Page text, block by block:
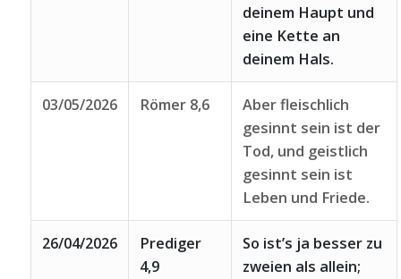
deinem Haupt und
eine Kette an
deinem Hals.
03/05/2026 Römer 8,6
Aber fleischlich
gesinnt sein ist der
Tod, und geistlich
gesinnt sein ist
Leben und Friede.
26/04/2026
Prediger
4,9
So ist’s ja besser zu
zweien als allein;